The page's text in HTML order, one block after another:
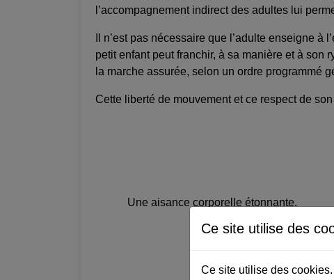
l’accompagnement indirect des adultes lui
Il n’est pas nécessaire que l’adulte enseigne à
petit enfant peut franchir, à sa manière et à son
la marche assurée, selon un ordre programmé
Cette liberté de mouvement et ce respect de
Une aisance corporelle étonnante.
Ce site utilise des
Ce site utilise des